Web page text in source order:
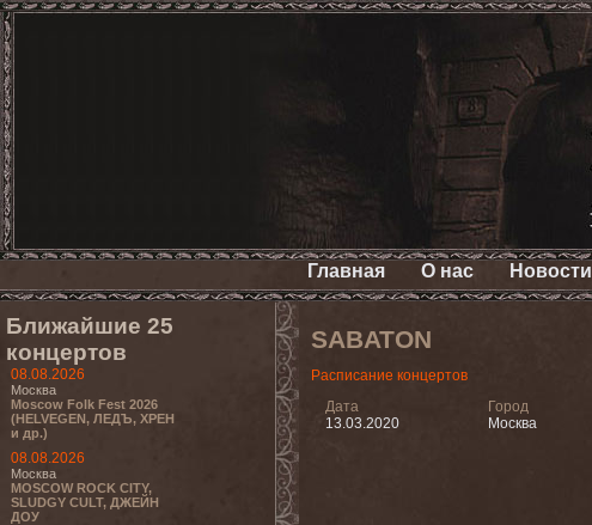
Главная О нас Новости
Ближайшие 25
концертов
08.08.2026
Москва
Moscow Folk Fest 2026
(HELVEGEN, ЛЕДЪ, ХРЕН
и др.)
08.08.2026
Москва
MOSCOW ROCK CITY,
SLUDGY CULT, ДЖЕЙН
ДОУ
SABATON
Расписание концертов
Дата
13.03.2020
Город
Москва